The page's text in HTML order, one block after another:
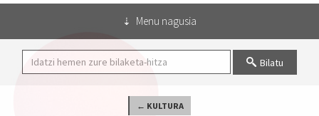
Menu nagusia
Bilatu
← KULTURA